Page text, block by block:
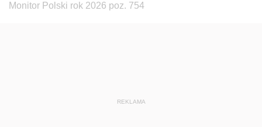
Monitor Polski rok 2026 poz. 754
REKLAMA